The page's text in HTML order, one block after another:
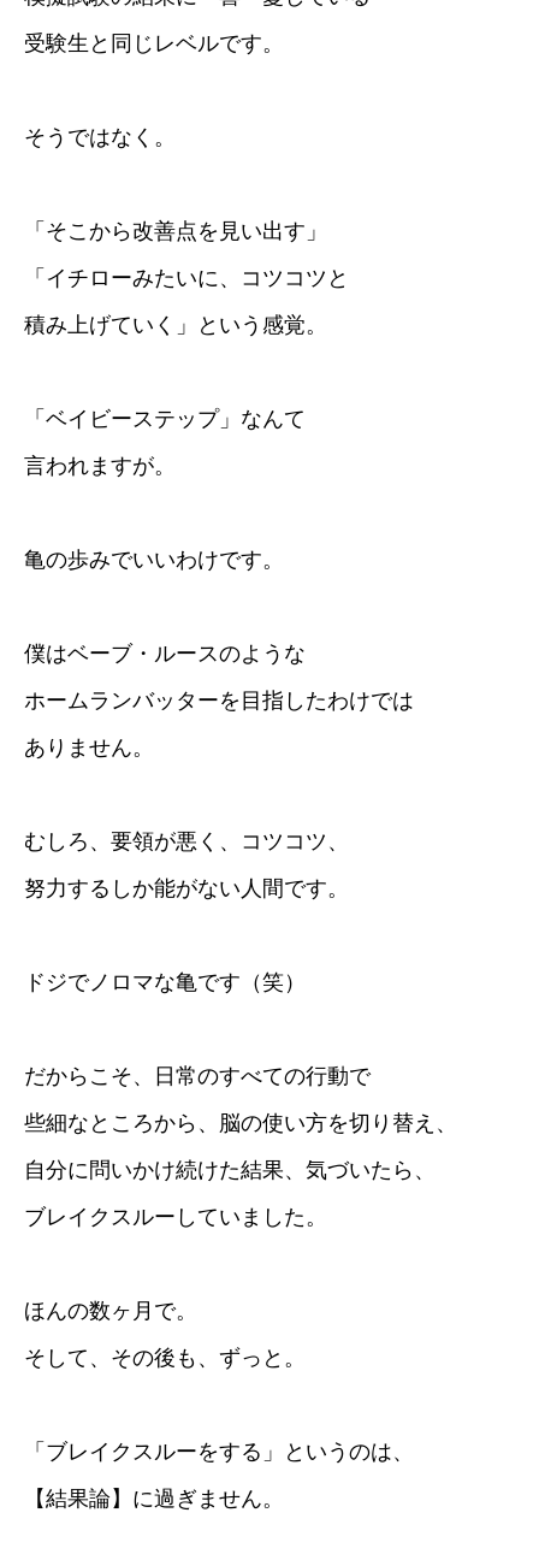
受験生と同じレベルです。
そうではなく。
「そこから改善点を見い出す」
「イチローみたいに、コツコツと
積み上げていく」という感覚。
「ベイビーステップ」なんて
言われますが。
亀の歩みでいいわけです。
僕はベーブ・ルースのような
ホームランバッターを目指したわけでは
ありません。
むしろ、要領が悪く、コツコツ、
努力するしか能がない人間です。
ドジでノロマな亀です（笑）
だからこそ、日常のすべての行動で
些細なところから、脳の使い方を切り替え、
自分に問いかけ続けた結果、気づいたら、
ブレイクスルーしていました。
ほんの数ヶ月で。
そして、その後も、ずっと。
「ブレイクスルーをする」というのは、
【結果論】に過ぎません。